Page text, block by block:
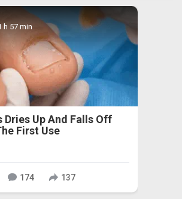
h 57 min
Dries Up And Falls Off
First Use
174 137